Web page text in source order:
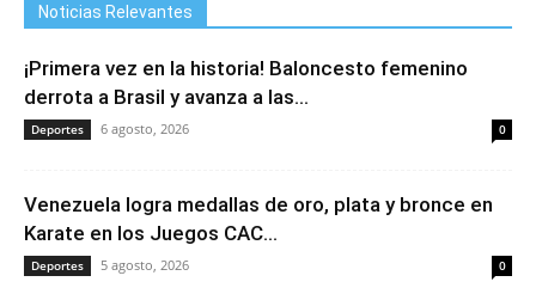
Noticias Relevantes
¡Primera vez en la historia! Baloncesto femenino
derrota a Brasil y avanza a las...
Deportes 6 agosto, 2026 0
Venezuela logra medallas de oro, plata y bronce en
Karate en los Juegos CAC...
Deportes 5 agosto, 2026 0